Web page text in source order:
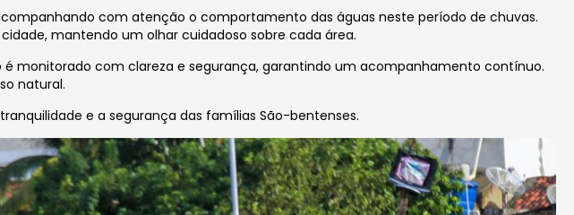
com atenção o comportamento das águas neste período de chuvas.
mantendo um olhar cuidadoso sobre cada área.
monitorado com clareza e segurança, garantindo um acompanhamento contínuo.
natural.
e a segurança das famílias São-bentenses.